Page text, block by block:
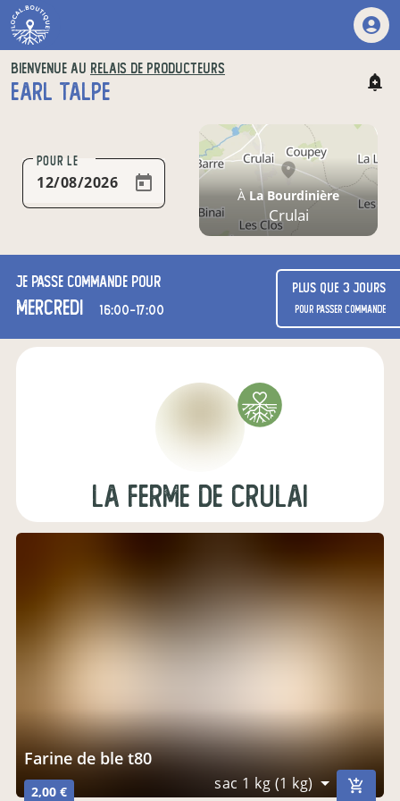
BIENVENUE AU RELAIS DE PRODUCTEURS
EARL TALPE
POUR LE
ÀLa Bourdinière
Crulai
Je passe commande pour
mercredi 16:00-17:00
Plus que 3 jours
pour passer commande
La Ferme de Crulai
farine de ble t80
2,00 € sac 1 kg (1 kg)